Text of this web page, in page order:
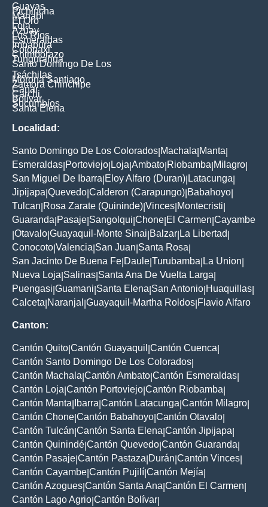
Guayas
Pichincha
Manabí
El Oro
Loja
Azuay
Los Ríos
Esmeraldas
Imbabura
Cotopaxi
Chimborazo
Tungurahua
Santo Domingo De Los
Tsáchilas
Morona Santiago
Zamora Chinchipe
Cañar
Carchi
Bolívar
Sucumbíos
Santa Elena
Localidad:
Santo Domingo De Los Colorados Machala Manta
Esmeraldas Portoviejo Loja Ambato Riobamba Milagro
San Miguel De Ibarra Eloy Alfaro (Duran) Latacunga
Jipijapa Quevedo Calderon (Carapungo) Babahoyo
Tulcan Rosa Zarate (Quininde) Vinces Montecristi
Guaranda Pasaje Sangolqui Chone El Carmen Cayambe
Otavalo Guayaquil-Monte Sinai Balzar La Libertad
Conocoto Valencia San Juan Santa Rosa
San Jacinto De Buena Fe Daule Turubamba La Union
Nueva Loja Salinas Santa Ana De Vuelta Larga
Puengasi Guamani Santa Elena San Antonio Huaquillas
Calceta Naranjal Guayaquil-Martha Roldos Flavio Alfaro
Canton:
Cantón Quito Cantón Guayaquil Cantón Cuenca
Cantón Santo Domingo De Los Colorados
Cantón Machala Cantón Ambato Cantón Esmeraldas
Cantón Loja Cantón Portoviejo Cantón Riobamba
Cantón Manta
Ibarra Cantón Latacunga Cantón Milagro
Cantón Chone Cantón Babahoyo Cantón Otavalo
Cantón Tulcán Cantón Santa Elena Cantón Jipijapa
Cantón Quinindé Cantón Quevedo Cantón Guaranda
Cantón Pasaje Cantón Pastaza Durán Cantón Vinces
Cantón Cayambe Cantón Pujilí Cantón Mejía
Cantón Azogues Cantón Santa Ana Cantón El Carmen
Cantón Lago Agrio Cantón Bolívar